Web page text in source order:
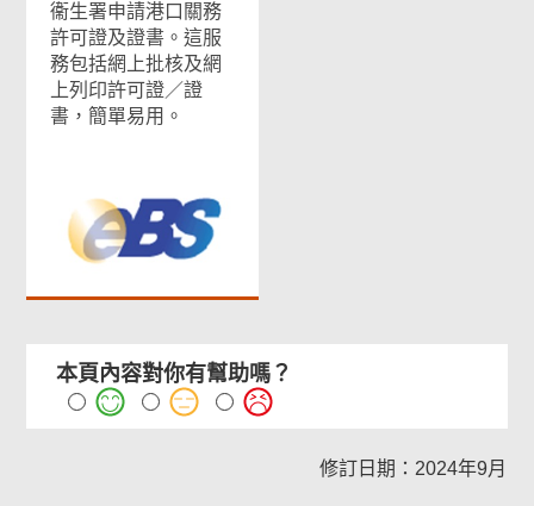
衞生署申請港口關務
許可證及證書。這服
務包括網上批核及網
上列印許可證／證
書，簡單易用。
本頁內容對你有幫助嗎？
修訂日期：2024年9月